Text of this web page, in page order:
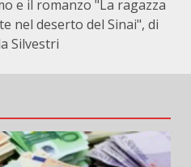
e il romanzo "La ragazza
nel deserto del Sinai", di
Silvestri